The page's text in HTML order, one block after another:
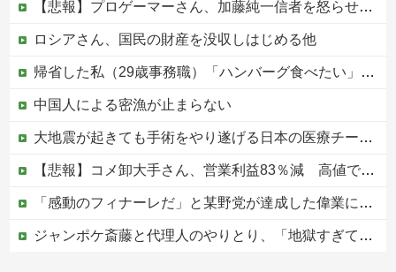
【悲報】プロゲーマーさん、加藤純一信者を怒らせてしまった結果、好き嫌い5位にwwwwwwww
ロシアさん、国民の財産を没収しはじめる他
帰省した私（29歳事務職）「ハンバーグ食べたい」→オカン「ハンバーグに唐揚げサラダと手作りコーンスープ添えたで！」なぜ実家の母親は子供が30歳になっても「高校生運動部レベルのガッツリ飯」を作ってしまうのか？
中国人による密漁が止まらない
大地震が起きても手術をやり遂げる日本の医療チーム、海外でも凄すぎると絶賛
【悲報】コメ卸大手さん、営業利益83％減 高値で買い込んだ米が売れず「損切り祭り」開幕へ
「感動のフィナーレだ」と某野党が達成した偉業に称賛の声が殺到、なんかヒーロー番組の最終回を見ているような気分に……
ジャンポケ斎藤と代理人のやりとり、「地獄すぎて完全にコントになってる……」と衝撃を受ける人が続出中